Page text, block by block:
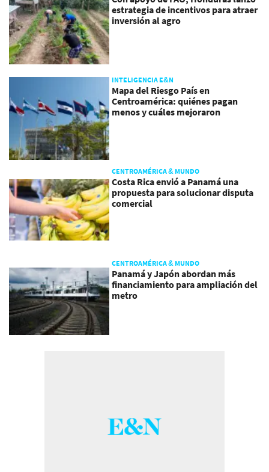
estrategia de incentivos para atraer
inversión al agro
INTELIGENCIA E&N
Mapa del Riesgo País en
Centroamérica: quiénes pagan
menos y cuáles mejoraron
CENTROAMÉRICA & MUNDO
Costa Rica envió a Panamá una
propuesta para solucionar disputa
comercial
CENTROAMÉRICA & MUNDO
Panamá y Japón abordan más
financiamiento para ampliación del
metro